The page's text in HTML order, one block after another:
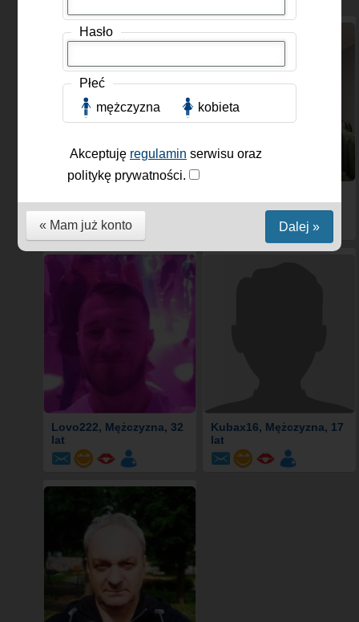
Lovo222, Mężczyzna, 32
lat
Kubax16, Mężczyzna, 17
lat
Hasło
Płeć
mężczyzna
kobieta
Akceptuję regulamin serwisu oraz
politykę prywatności.
« Mam już konto Dalej »